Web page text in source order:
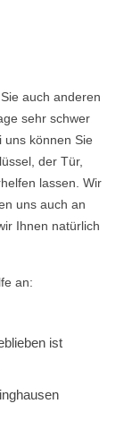
auch anderen
sehr schwer
uns können Sie
der Tür,
lassen. Wir
uns auch an
Ihnen natürlich
an:
ist